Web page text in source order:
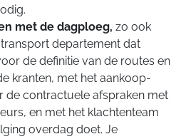
met de dagploeg, zo ook
departement dat
de definitie van de routes en
kranten, met het aankoop-
de contractuele afspraken met
en met het klachtenteam
overdag doet. Je